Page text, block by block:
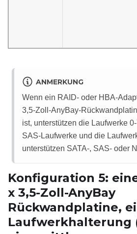
ANMERKUNG
Wenn ein RAID- oder HBA-
3,5-Zoll-AnyBay-
ist, unterstützen die Laufwerke
SAS-Laufwerke und die
unterstützen SATA-, SAS- oder
Konfiguration 5:
x 3,5-Zoll-AnyBay
Rückwandplatine,
Laufwerkhalterung